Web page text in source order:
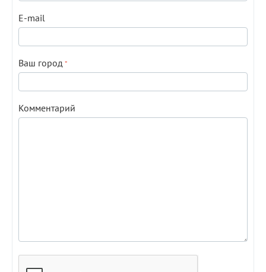
E-mail
Ваш город
Комментарий